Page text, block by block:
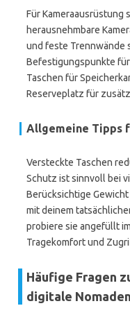
Für Kameraausrüstung
herausnehmbare
und feste Trennwände
Befestigungspunkte
Taschen für
Reserveplatz für
Allgemeine Tipps
Versteckte Taschen
Schutz ist sinnvoll bei
Berücksichtige
mit deinem
probiere sie angefüllt
Tragekomfort und
Häufige Fragen
digitale Nomaden